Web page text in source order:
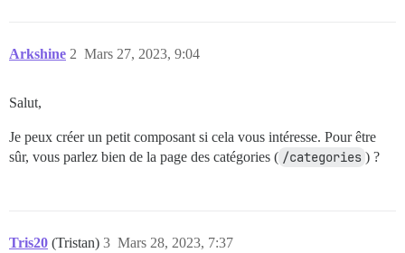
Arkshine Mars 27, 2023, 9:04
2
Salut,
Je peux créer un petit composant si cela vous intéresse. Pour être
sûr, vous parlez bien de la page des catégories ( /categories ) ?
Tris20 (Tristan) Mars 28, 2023, 7:37
3